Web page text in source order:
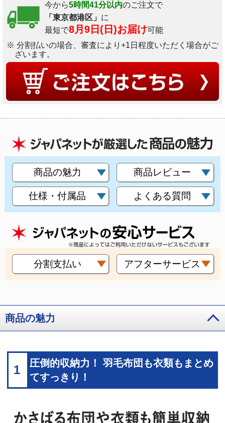
今から5時間41分以内のご注文で
「東京都港区」 に
最短で8月9日(日)お届け可能
※ 分割払いの場合、審査により+1日程度いただく場合がご
ざいます。
商品の魅力 商品レビュー
仕様・付属品 よくある質問
分割支払い アフターサービス
商品の魅力
1
圧倒的収納力！ 羽毛布団も衣類もまとめ
てすっきり！